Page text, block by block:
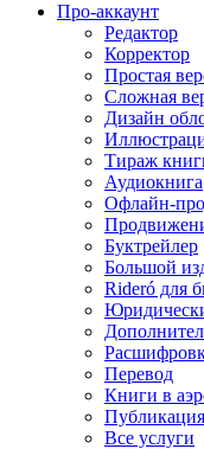
Про-аккаунт
Редактор
Корректор
Простая
Сложная
Дизайн
Тираж
Аудиокнига
Офлайн-
Буктрейлер
Большой
Rideró для
Перевод
Книги в
Публикация
Все услуги